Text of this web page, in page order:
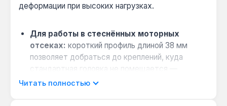
деформации при высоких нагрузках.
Для работы в стеснённых моторных
отсеках: короткий профиль длиной 38 мм
позволяет добраться до креплений, куда
стандартная головка не помещается —
актуально при ремонте подвески и двигателя.
Читать полностью